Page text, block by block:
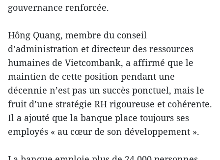
gouvernance renforcée.
Hông Quang, membre du conseil
d’administration et directeur des ressources
humaines de Vietcombank, a affirmé que le
maintien de cette position pendant une
décennie n’est pas un succès ponctuel, mais le
fruit d’une stratégie RH rigoureuse et cohérente.
Il a ajouté que la banque place toujours ses
employés « au cœur de son développement ».